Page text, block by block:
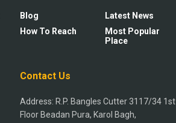
Blog
How To Reach
Latest News
Most Popular
Place
Contact Us
Address: R.P. Bangles Cutter 3117/34 1st
Floor Beadan Pura, Karol Bagh,